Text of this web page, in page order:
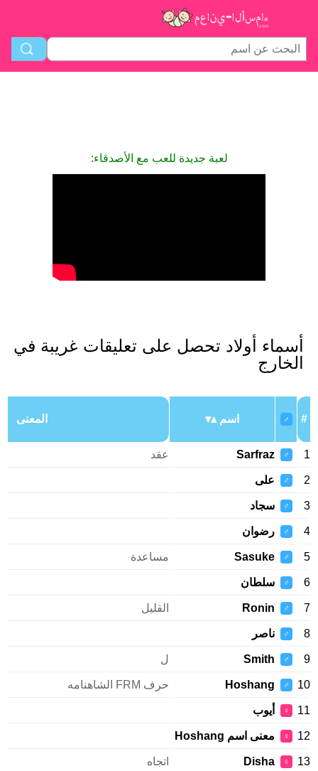
لعبة جديدة للعب مع الأصدقاء:
أسماء أولاد تحصل على تعليقات غريبة في
الخارج
#
♂ اسم المعنى
1
♂
Sarfraz عقد
2
♂ على
3
♂ سجاد
4
♂ رضوان
5
♂
Sasuke مساعدة
6
♂ سلطان
7
♂
Ronin القليل
8
♂ ناصر
9
♂
Smith ل
10
♂
Hoshang حرف FRM الشاهنامه
11
♀ أيوب
12
♀ معنى اسم Hoshang
13
♀
Disha اتجاه